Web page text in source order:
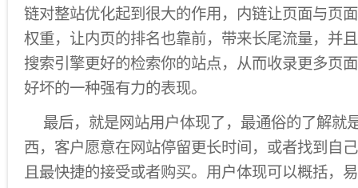
链对整站优化起到很大的作用，内链让页面与页
权重，让内页的排名也靠前，带来长尾流量，并
搜索引擎更好的检索你的站点，从而收录更多页
好坏的一种强有力的表现。
最后，就是网站用户体现了，最通俗的了解就
西，客户愿意在网站停留更长时间，或者找到自
且最快捷的接受或者购买。用户体现可以概括，